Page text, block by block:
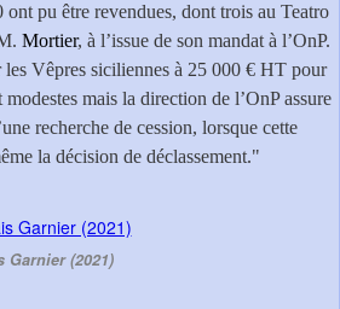
pu être revendues, dont trois au Teatro
Mortier, à l’issue de son mandat à l’OnP.
Vêpres siciliennes à 25 000 € HT pour
modestes mais la direction de l’OnP assure
recherche de cession, lorsque cette
la décision de déclassement."
Garnier (2021)